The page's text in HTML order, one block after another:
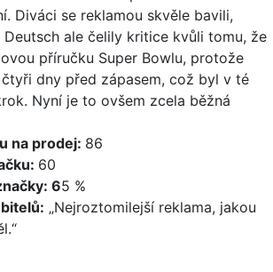
Diváci se reklamou skvěle bavili,
Deutsch ale čelily kritice kvůli tomu, že
příručku Super Bowlu, protože
dny před zápasem, což byl v té
Nyní je to ovšem zcela běžná
na prodej: 86
60
65 %
„Nejroztomilejší reklama, jakou